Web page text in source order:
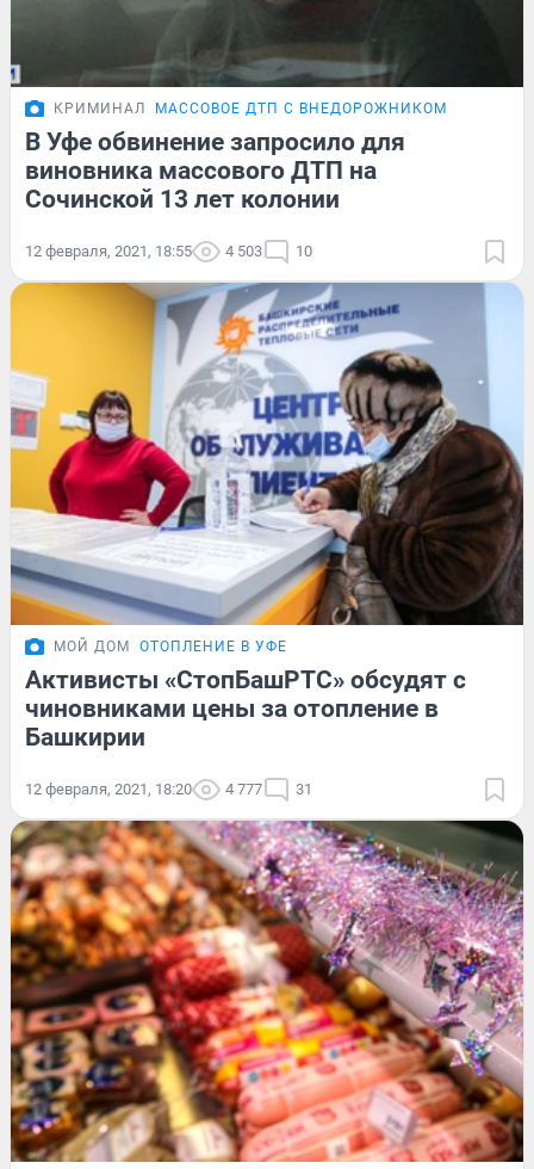
КРИМИНАЛ МАССОВОЕ ДТП С ВНЕДОРОЖНИКОМ
В Уфе обвинение запросило для
виновника массового ДТП на
Сочинской 13 лет колонии
12 февраля, 2021, 18:55 4 503 10
МОЙ ДОМ ОТОПЛЕНИЕ В УФЕ
Активисты «СтопБашРТС» обсудят с
чиновниками цены за отопление в
Башкирии
12 февраля, 2021, 18:20 4 777 31